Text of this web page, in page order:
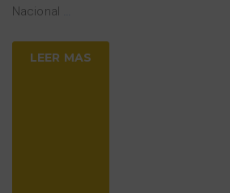
Nacional
LEER MAS